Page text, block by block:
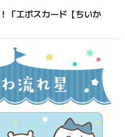
「エポスカード【ちいか